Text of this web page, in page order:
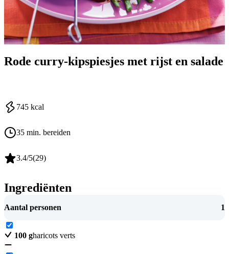
Rode curry-kipspiesjes met rijst en salade
745 kcal
35 min. bereiden
3.4/5(29)
Ingrediënten
Aantal personen 1
100 gharicots verts